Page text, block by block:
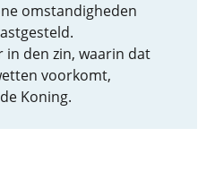
omstandigheden
in den zin, waarin dat
voorkomt,
Koning.